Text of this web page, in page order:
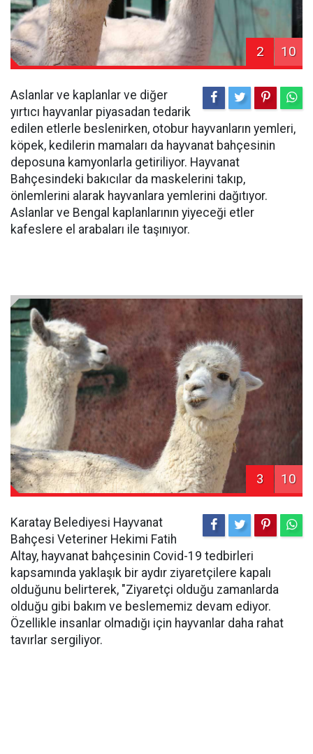
2 10
Aslanlar ve kaplanlar ve diğer
yırtıcı hayvanlar piyasadan tedarik
edilen etlerle beslenirken, otobur hayvanların yemleri,
köpek, kedilerin mamaları da hayvanat bahçesinin
deposuna kamyonlarla getiriliyor. Hayvanat
Bahçesindeki bakıcılar da maskelerini takıp,
önlemlerini alarak hayvanlara yemlerini dağıtıyor.
Aslanlar ve Bengal kaplanlarının yiyeceği etler
kafeslere el arabaları ile taşınıyor.
3 10
Karatay Belediyesi Hayvanat
Bahçesi Veteriner Hekimi Fatih
Altay, hayvanat bahçesinin Covid-19 tedbirleri
kapsamında yaklaşık bir aydır ziyaretçilere kapalı
olduğunu belirterek, "Ziyaretçi olduğu zamanlarda
olduğu gibi bakım ve beslememiz devam ediyor.
Özellikle insanlar olmadığı için hayvanlar daha rahat
tavırlar sergiliyor.